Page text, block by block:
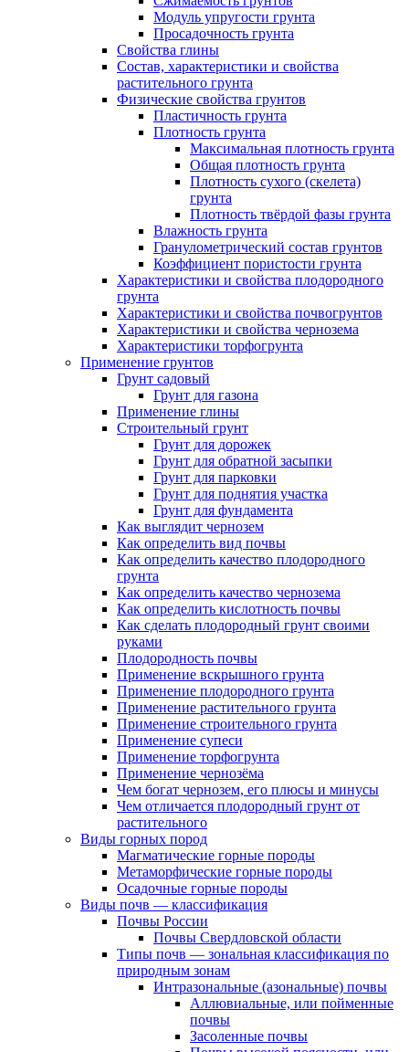
Модуль упругости грунта
Просадочность грунта
Свойства глины
Состав, характеристики и свойства
растительного грунта
Физические свойства грунтов
Пластичность грунта
Плотность грунта
Максимальная плотность грунта
Общая плотность грунта
Плотность сухого (скелета)
грунта
Плотность твёрдой фазы грунта
Влажность грунта
Гранулометрический состав грунтов
Коэффициент пористости грунта
Характеристики и свойства плодородного
грунта
Характеристики и свойства почвогрунтов
Характеристики и свойства чернозема
Характеристики торфогрунта
Применение грунтов
Грунт садовый
Грунт для газона
Применение глины
Строительный грунт
Грунт для дорожек
Грунт для обратной засыпки
Грунт для парковки
Грунт для поднятия участка
Грунт для фундамента
Как выглядит чернозем
Как определить вид почвы
Как определить качество плодородного
грунта
Как определить качество чернозема
Как определить кислотность почвы
Как сделать плодородный грунт своими
руками
Плодородность почвы
Применение вскрышного грунта
Применение плодородного грунта
Применение растительного грунта
Применение строительного грунта
Применение супеси
Применение торфогрунта
Применение чернозёма
Чем богат чернозем, его плюсы и минусы
Чем отличается плодородный грунт от
растительного
Виды горных пород
Магматические горные породы
Метаморфические горные породы
Осадочные горные породы
Виды почв — классификация
Почвы России
Почвы Свердловской области
Типы почв — зональная классификация по
природным зонам
Интразональные (азональные) почвы
Аллювиальные, или пойменные
почвы
Засоленные почвы